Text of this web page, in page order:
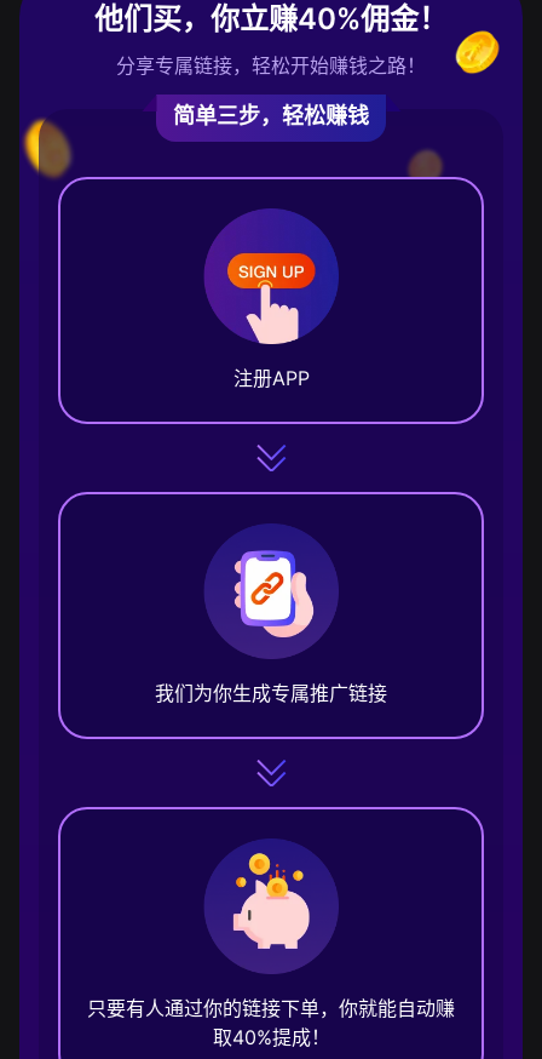
他们买，你立赚40%佣金！
分享专属链接，轻松开始赚钱之路！
简单三步，轻松赚钱
注册APP
我们为你生成专属推广链接
只要有人通过你的链接下单，你就能自动赚
取40%提成！